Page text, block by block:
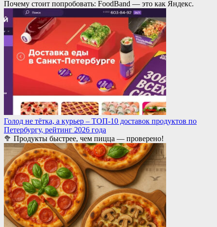
Почему стоит попробовать: FoodBand — это как Яндекс.
Голод не тётка, а курьер – ТОП-10 доставок продуктов по
Петербургу, рейтинг 2026 года
🥦 Продукты быстрее, чем пицца — проверено!